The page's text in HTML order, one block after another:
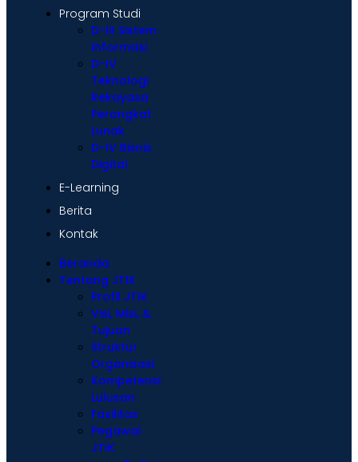
Program Studi
D-III Sistem
Informasi
D-IV
Teknologi
Rekayasa
Perangkat
Lunak
D-IV Bisnis
Digital
E-Learning
Berita
Kontak
Beranda
Tentang JTIK
Profil JTIK
Visi, Misi, &
Tujuan
Struktur
Organisasi
Kompetensi
Lulusan
Fasilitas
Pegawai
JTIK